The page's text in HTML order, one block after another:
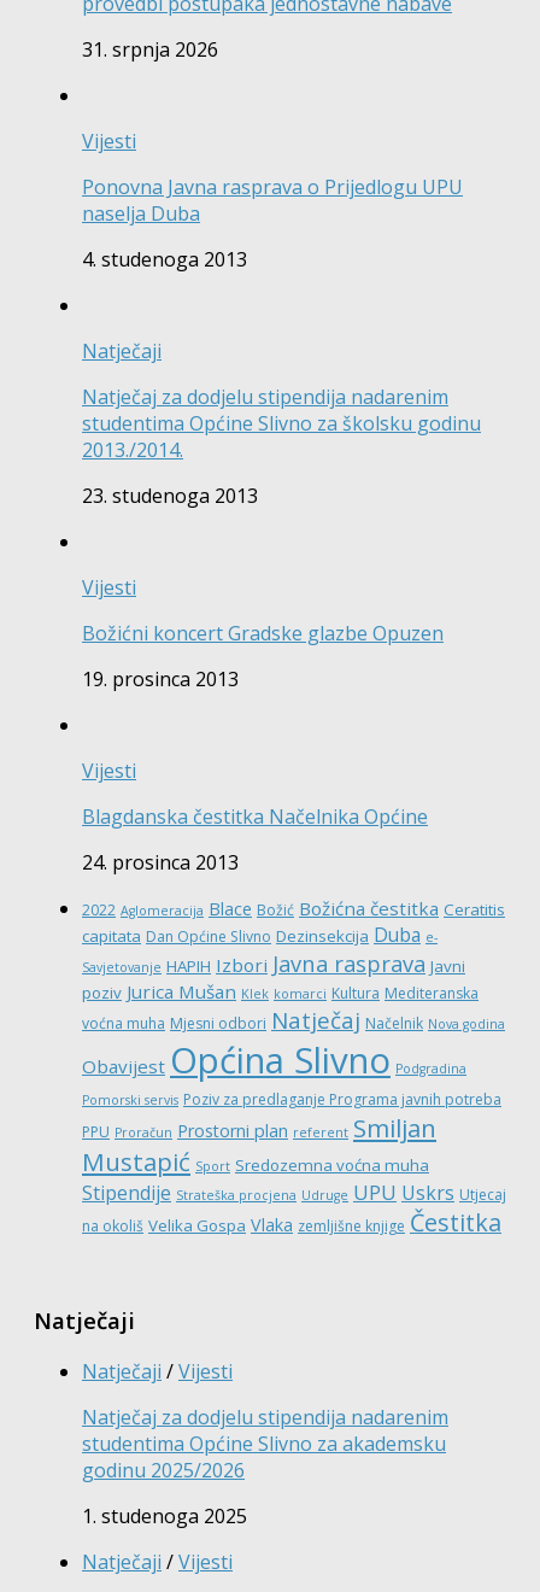
31. srpnja 2026
Vijesti
Ponovna Javna rasprava o Prijedlogu UPU
naselja Duba
4. studenoga 2013
Natječaji
Natječaj za dodjelu stipendija nadarenim
studentima Općine Slivno za školsku godinu
2013./2014.
23. studenoga 2013
Vijesti
Božićni koncert Gradske glazbe Opuzen
19. prosinca 2013
Vijesti
Blagdanska čestitka Načelnika Općine
24. prosinca 2013
2022 Aglomeracija Blace Božić Božićna čestitka Ceratitis
capitata Dan Općine Slivno Dezinsekcija Duba e-
Savjetovanje HAPIH Izbori Javna rasprava Javni
poziv Jurica Mušan Klek komarci Kultura Mediteranska
voćna muha Mjesni odbori Natječaj Načelnik Nova godina
Obavijest Općina Slivno Podgradina
Pomorski servis Poziv za predlaganje Programa javnih potreba
PPU Proračun Prostorni plan referent Smiljan
Mustapić Sport Sredozemna voćna muha
Stipendije Strateška procjena Udruge UPU Uskrs Utjecaj
na okoliš Velika Gospa Vlaka zemljišne knjige Čestitka
Natječaji
Natječaji /Vijesti
Natječaj za dodjelu stipendija nadarenim
studentima Općine Slivno za akademsku
godinu 2025/2026
1. studenoga 2025
Natječaji /Vijesti